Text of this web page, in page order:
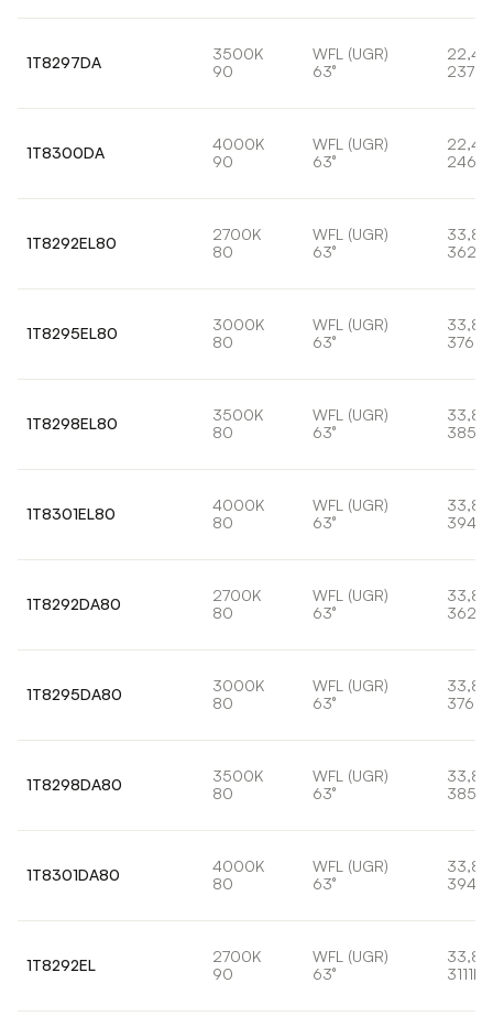
1T8297DA
3500K
90
WFL (UGR)
63°
1T8300DA
4000K
90
WFL (UGR)
63°
1T8292EL80
2700K
80
WFL (UGR)
63°
1T8295EL80
3000K
80
WFL (UGR)
63°
1T8298EL80
3500K
80
WFL (UGR)
63°
1T8301EL80
4000K
80
WFL (UGR)
63°
1T8292DA80
2700K
80
WFL (UGR)
63°
1T8295DA80
3000K
80
WFL (UGR)
63°
1T8298DA80
3500K
80
WFL (UGR)
63°
1T8301DA80
4000K
80
WFL (UGR)
63°
1T8292EL
2700K
90
WFL (UGR)
63°
3111lm